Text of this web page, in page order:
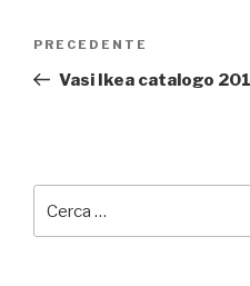
Articolo
precedente:
PRECEDENTE
Vasi Ikea catalogo